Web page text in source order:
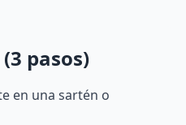
pasos)
en una sartén o